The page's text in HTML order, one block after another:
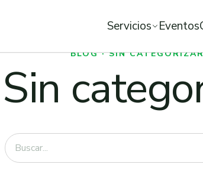
Servicios Eventos
BLOG · SIN
Sin